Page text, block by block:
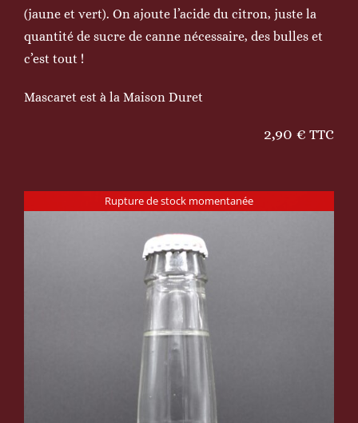
(jaune et vert). On ajoute l’acide du citron, juste la
quantité de sucre de canne nécessaire, des bulles et
c’est tout !
Mascaret est à la Maison Duret
2,90 € TTC
Rupture de stock momentanée